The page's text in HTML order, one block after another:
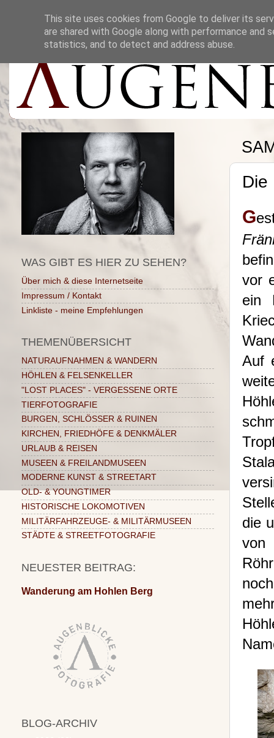
Die
G
vor
ein
Auf
die
WAS GIBT ES HIER ZU SEHEN?
Über mich & diese Internetseite
Impressum / Kontakt
Linkliste - meine Empfehlungen
THEMENÜBERSICHT
NATURAUFNAHMEN & WANDERN
HÖHLEN & FELSENKELLER
"LOST PLACES" - VERGESSENE ORTE
TIERFOTOGRAFIE
BURGEN, SCHLÖSSER & RUINEN
KIRCHEN, FRIEDHÖFE & DENKMÄLER
URLAUB & REISEN
MUSEEN & FREILANDMUSEEN
MODERNE KUNST & STREETART
OLD- & YOUNGTIMER
HISTORISCHE LOKOMOTIVEN
MILITÄRFAHRZEUGE- & MILITÄRMUSEEN
STÄDTE & STREETFOTOGRAFIE
NEUESTER BEITRAG:
Wanderung am Hohlen Berg
BLOG-ARCHIV
This site uses cookies from Google to deliver its
are shared with Google along with performance
statistics, and to detect and address abuse.